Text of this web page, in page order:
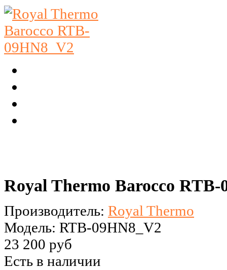
Royal Thermo Barocco RTB-
Производитель: Royal Thermo
Модель: RTB-09HN8_V2
23 200 руб
Есть в наличии